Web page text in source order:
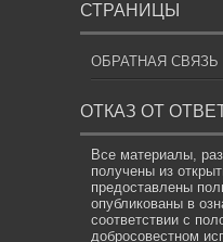
СТРАНИЦЫ
ОБРАТНАЯ СВЯЗЬ
ОТКАЗ ОТ
Все материалы,
получены из
предоставлены
опубликованы в
соответствии с
добросовестном